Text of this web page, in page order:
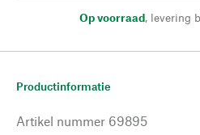
Op voorraad, levering
Productinformatie
Artikel nummer 69895